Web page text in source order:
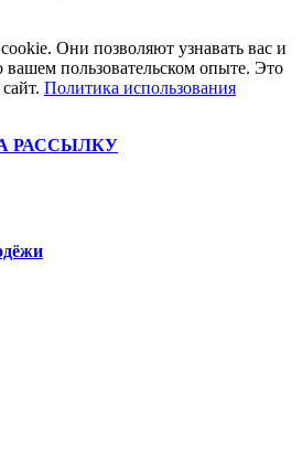
Они позволяют узнавать вас и
пользовательском опыте. Это
Политика использования
РАССЫЛКУ